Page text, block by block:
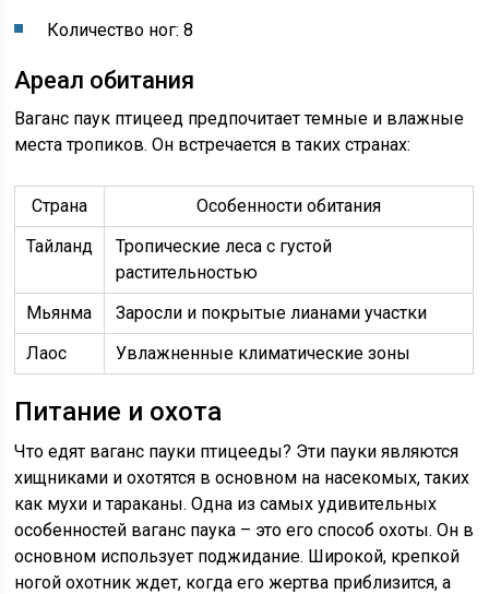
Количество ног: 8
Ареал обитания
Ваганс паук птицеед предпочитает темные и влажные
места тропиков. Он встречается в таких странах:
Страна
Особенности обитания
Тайланд
Тропические леса с густой
растительностью
Мьянма
Заросли и покрытые лианами участки
Лаос
Увлажненные климатические зоны
Питание и охота
Что едят ваганс пауки птицееды? Эти пауки являются
хищниками и охотятся в основном на насекомых, таких
как мухи и тараканы. Одна из самых удивительных
особенностей ваганс паука – это его способ охоты. Он в
основном использует поджидание. Широкой, крепкой
ногой охотник ждет, когда его жертва приблизится, а